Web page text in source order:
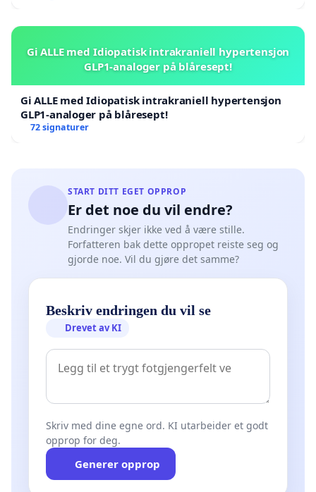
Gi ALLE med Idiopatisk intrakraniell hypertensjon
GLP1-analoger på blåresept!
Gi ALLE med Idiopatisk intrakraniell hypertensjon
GLP1-analoger på blåresept!
72 signaturer
START DITT EGET OPPROP
Er det noe du vil endre?
Endringer skjer ikke ved å være stille.
Forfatteren bak dette oppropet reiste seg og
gjorde noe. Vil du gjøre det samme?
Beskriv endringen du vil se
Drevet av KI
Skriv med dine egne ord. KI utarbeider et godt
opprop for deg.
Generer opprop